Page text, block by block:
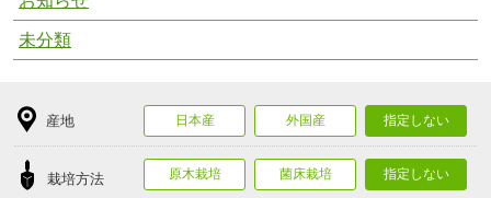
未分類
産地 日本産 外国産 指定しない
栽培方法 原木栽培 菌床栽培 指定しない